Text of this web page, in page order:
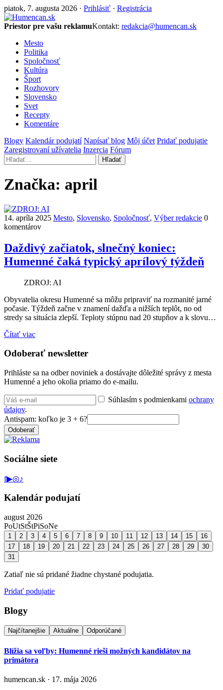
piatok, 7. augusta 2026 · Prihlásiť · Registrácia
Priestor pre vašu reklamuKontakt: redakcia@humencan.sk
Mesto
Politika
Spoločnosť
Kultúra
Šport
Rozhovory
Slovensko
Svet
Recepty
Komentáre
Blogy Kalendár podujatí Napísať blog Môj účet Pridať podujatie
Zaregistrovaní užívatelia Inzercia Fórum
Hľadať
Značka: april
14. apríla 2025 Mesto, Slovensko, Spoločnosť, Výber redakcie 0
komentárov
Daždivý začiatok, slnečný koniec:
Humenné čaká typický aprílový týždeň
ZDROJ: AI
Obyvatelia okresu Humenné sa môžu pripraviť na rozmanité jarné
počasie. Týždeň začne v znamení dažďa a nižších teplôt, no od
stredy sa situácia zlepší. Teploty stúpnu nad 20 stupňov a k slovu…
Čítať viac
Odoberať newsletter
Prihláste sa na odber noviniek a dostávajte dôležité správy z mesta
Humenné a jeho okolia priamo do e-mailu.
Súhlasím s podmienkami ochrany
údajov.
Antispam: koľko je 3 + 6?
Odoberať
Sociálne siete
f▶◎♪
Kalendár podujatí
august 2026
PoUtStŠtPiSoNe
1 2 3 4 5 6 7 8 9 10 11 12 13 14 15
16
17
18 19 20 21 22 23 24 25 26 27 28 29
30
31
Zatiaľ nie sú pridané žiadne chystané podujatia.
Pridať podujatie
Blogy
Najčítanejšie Aktuálne Odporúčané
Blížia sa voľby: Humenné rieši možných kandidátov na
primátora
humencan.sk · 17. mája 2026